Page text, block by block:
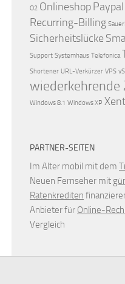
O2 Onlineshop Paypal
Recurring-Billing
Sicherheitslücke
Support Systemhaus Telefonica
Shortener URL-Verkürzer VPS
wiederkehrende
Windows 8.1 Windows XP
PARTNER-SEITEN
Im Alter mobil mit dem
Neuen Fernseher mit
Ratenkrediten
Anbieter für Online-
Vergleich